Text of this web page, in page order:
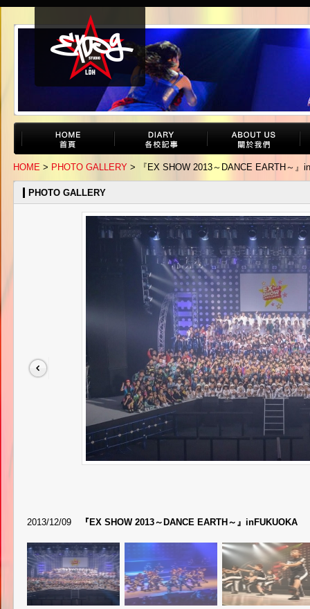
HOME > PHOTO GALLERY > 『EX SHOW 2013～DANCE EARTH～』
PHOTO GALLERY
2013/12/09 『EX SHOW 2013～DANCE EARTH～』inFUKUOKA